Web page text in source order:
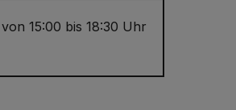
15:00 bis 18:30 Uhr